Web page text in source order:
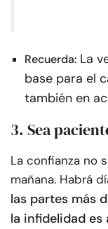
Recuerda: La
base para el
también en
3. Sea
La confianza no
mañana. Habrá
las partes más
la infidelidad